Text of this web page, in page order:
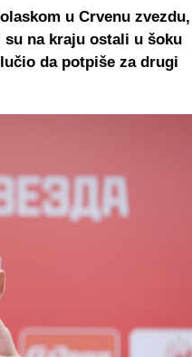
u Crvenu zvezdu,
na kraju ostali u šoku
da potpiše za drugi